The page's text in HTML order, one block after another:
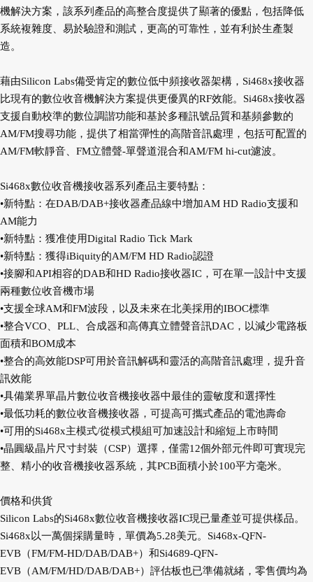
機解決方案，該系列產品的高整合度提供了顯著的優點，包括降低
系統複雜度、易於驗證和測試，更高的可靠性，並有利於生產製
造。
藉由Silicon Labs備受肯定的數位低中頻接收器架構，Si468x接收器
比現有的數位收音機解決方案提供更優異的RF效能。Si468x接收器
支援自動校準的數位調諧功能和基於多種訊號品質和基頻參數的
AM/FM搜尋功能，提供了相當彈性的高階音訊處理，包括可配置的
AM/FM軟靜音、FM立體聲-單聲道混合和AM/FM hi-cut濾波。
Si468x數位收音機接收器系列產品主要特點：
•新特點：在DAB/DAB+接收器產品線中增加AM HD Radio支援和
AM能力
•新特點：獲准使用Digital Radio Tick Mark
•新特點：獲得iBiquity的AM/FM HD Radio認證
•接腳和API相容的DAB和HD Radio接收器IC，可在單一設計中支援
兩種數位收音機市場
•支援全球AM和FM波段，以及未來在北美採用的IBOC標準
•整合VCO、PLL、合成器和高傳真立體聲音訊DAC，以減少電路板
面積和BOM成本
•整合的高效能DSP可用於音訊解碼和靈活的高階音訊處理，提升音
訊效能
•具備業界單晶片數位收音機接收器中最佳的靈敏度和選擇性
•最低功耗的數位收音機接收器，可提高可攜式產品的電池壽命
•可用的Si468x主模式/從模式模組可加速設計和縮短上市時間
•晶圓級晶片尺寸封裝（CSP）選擇，僅需12個外部元件即可實現完
整、精小的收音機接收器系統，其PCB面積小於100平方毫米。
價格和供貨
Silicon Labs的Si468x數位收音機接收器IC現已量產並可提供樣品。
Si468x以一萬個採購量時，單價為5.28美元。Si468x-QFN-
EVB（FM/FM-HD/DAB/DAB+）和Si4689-QFN-
EVB（AM/FM/HD/DAB/DAB+）評估板也已準備就緒，零售價均為